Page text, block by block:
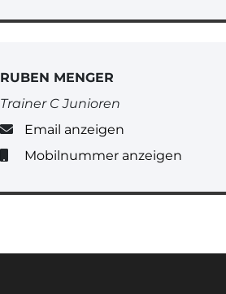
RUBEN MENGER
Trainer C Junioren
Email anzeigen
Mobilnummer anzeigen